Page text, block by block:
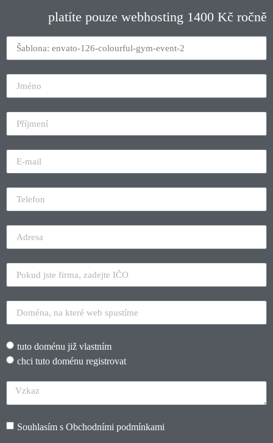
platíte pouze webhosting 1400 Kč ročně
tuto doménu již vlastním
chci tuto doménu registrovat
Souhlasím s Obchodními podmínkami